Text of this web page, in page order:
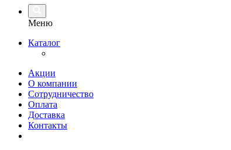
Меню
Каталог
Акции
О компании
Сотрудничество
Оплата
Доставка
Контакты